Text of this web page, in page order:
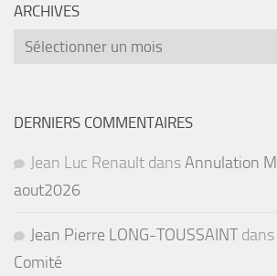
ARCHIVES
Archives
DERNIERS COMMENTAIRES
Jean Luc Renault dansAnnulation
aout2026
Jean Pierre LONG-TOUSSAINTdans
Comité